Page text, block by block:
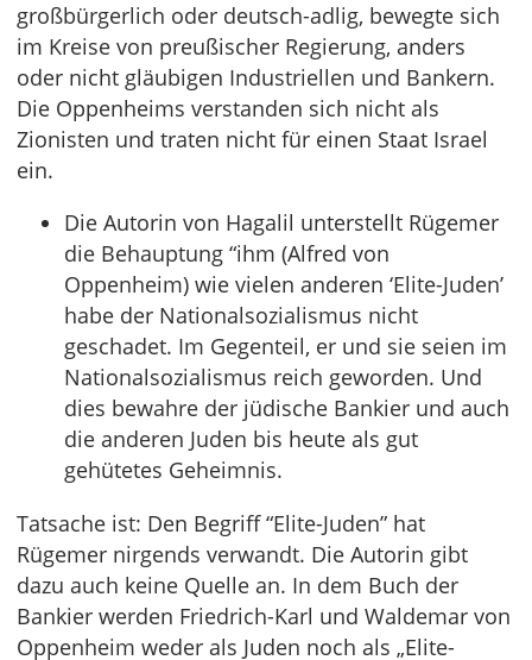
großbürgerlich oder deutsch-adlig, bewegte sich
im Kreise von preußischer Regierung, anders
oder nicht gläubigen Industriellen und Bankern.
Die Oppenheims verstanden sich nicht als
Zionisten und traten nicht für einen Staat Israel
ein.
Die Autorin von Hagalil unterstellt Rügemer
die Behauptung “ihm (Alfred von
Oppenheim) wie vielen anderen ‘Elite-Juden’
habe der Nationalsozialismus nicht
geschadet. Im Gegenteil, er und sie seien im
Nationalsozialismus reich geworden. Und
dies bewahre der jüdische Bankier und auch
die anderen Juden bis heute als gut
gehütetes Geheimnis.
Tatsache ist: Den Begriff “Elite-Juden” hat
Rügemer nirgends verwandt. Die Autorin gibt
dazu auch keine Quelle an. In dem Buch der
Bankier werden Friedrich-Karl und Waldemar von
Oppenheim weder als Juden noch als „Elite-